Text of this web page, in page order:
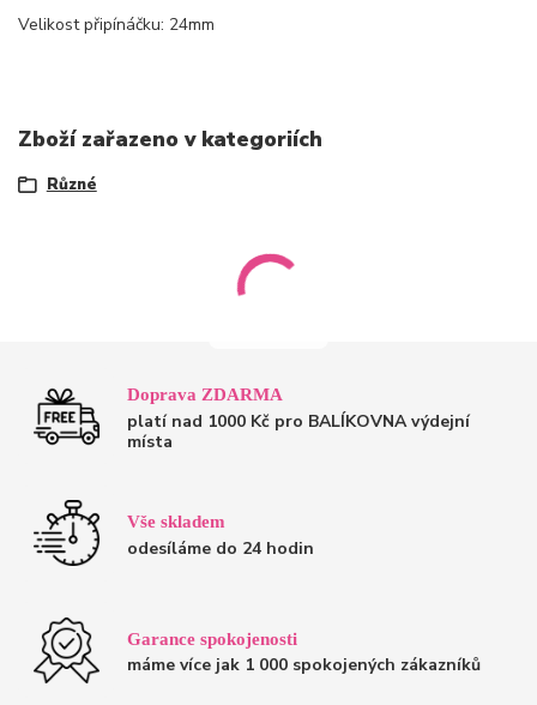
Velikost připínáčku: 24mm
Zboží zařazeno v kategoriích
Různé
Doprava ZDARMA
platí nad 1000 Kč pro BALÍKOVNA výdejní
místa
Vše skladem
odesíláme do 24 hodin
Garance spokojenosti
máme více jak 1 000 spokojených zákazníků